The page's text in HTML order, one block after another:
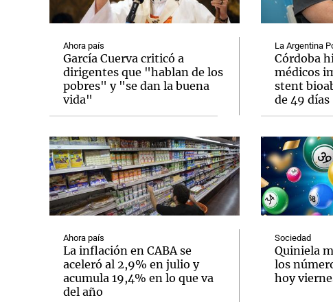
Ahora país
García Cuerva criticó a
dirigentes que "hablan de los
pobres" y "se dan la buena
vida"
Ahora país
La inflación en CABA se
aceleró al 2,9% en julio y
acumula 19,4% en lo que va
del año
La Argentina
Córdoba
médicos
stent
de 49 días
Sociedad
Quiniela
los
hoy
Notas Notas